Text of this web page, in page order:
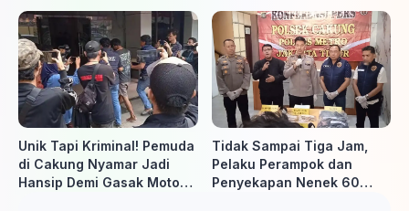
ke-81 RI, Warga Binaan
Antusias Ikuti Berbagai
Perlombaan
Diminta Penyidik dan Tidak
perlu takut
Unik Tapi Kriminal! Pemuda
di Cakung Nyamar Jadi
Hansip Demi Gasak Motor
Tidak Sampai Tiga Jam,
Pelaku Perampok dan
Penyekapan Nenek 60